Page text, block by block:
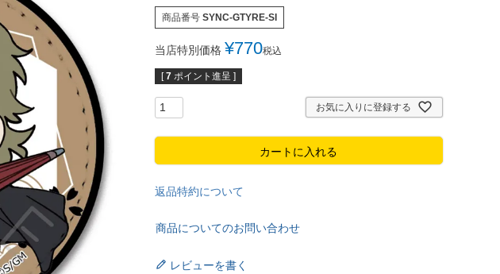
商品番号 SYNC-GTYRE-SI
当店特別価格 ¥770税込
[ 7 ポイント進呈 ]
お気に入りに登録する
カートに入れる
返品特約について
商品についてのお問い合わせ
レビューを書く